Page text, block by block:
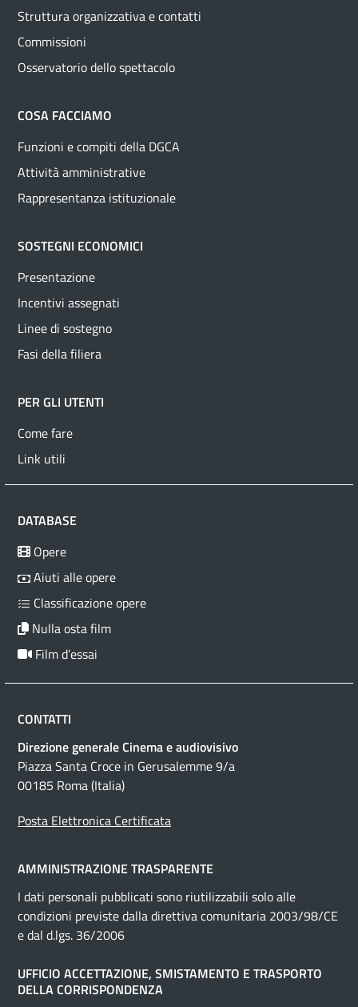
Struttura organizzativa e contatti
Commissioni
Osservatorio dello spettacolo
COSA FACCIAMO
Funzioni e compiti della DGCA
Attività amministrative
Rappresentanza istituzionale
SOSTEGNI ECONOMICI
Presentazione
Incentivi assegnati
Linee di sostegno
Fasi della filiera
PER GLI UTENTI
Come fare
Link utili
DATABASE
Opere
Aiuti alle opere
Classificazione opere
Nulla osta film
Film d’essai
CONTATTI
Direzione generale Cinema e audiovisivo
Piazza Santa Croce in Gerusalemme 9/a
00185 Roma (Italia)
Posta Elettronica Certificata
AMMINISTRAZIONE TRASPARENTE
I dati personali pubblicati sono riutilizzabili solo alle
condizioni previste dalla direttiva comunitaria 2003/98/CE
e dal d.lgs. 36/2006
UFFICIO ACCETTAZIONE, SMISTAMENTO E TRASPORTO
DELLA CORRISPONDENZA